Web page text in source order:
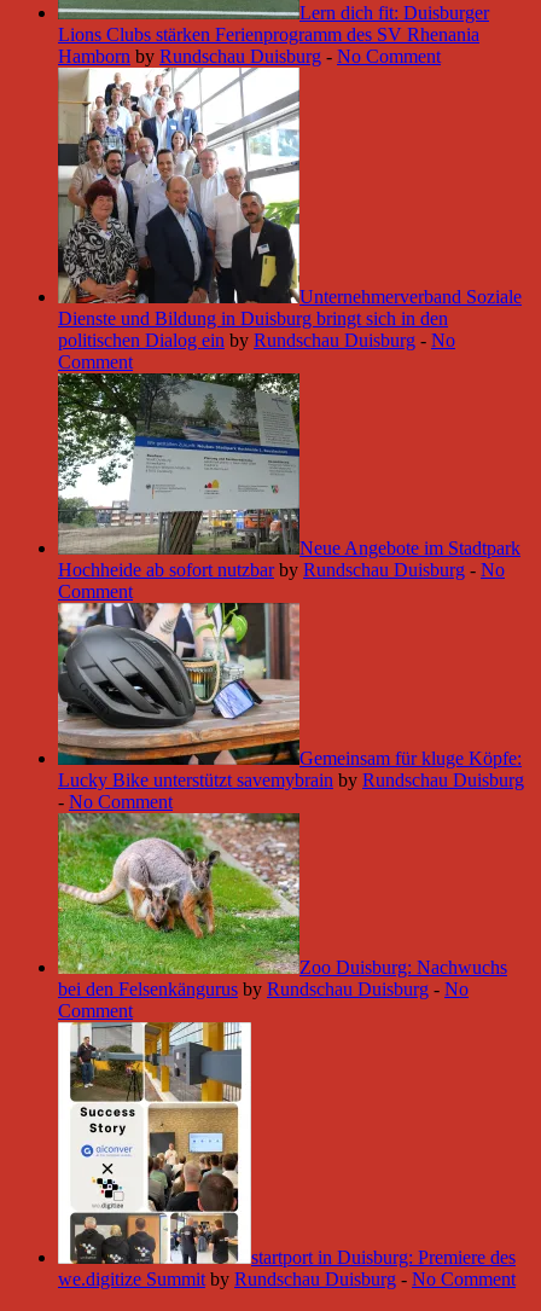
Lern dich fit: Duisburger
Lions Clubs stärken Ferienprogramm des SV Rhenania
Hamborn by Rundschau Duisburg - No Comment
Unternehmerverband Soziale
Dienste und Bildung in Duisburg bringt sich in den
politischen Dialog ein by Rundschau Duisburg - No
Comment
Neue Angebote im Stadtpark
Hochheide ab sofort nutzbar by Rundschau Duisburg - No
Comment
Gemeinsam für kluge Köpfe:
Lucky Bike unterstützt savemybrain by Rundschau Duisburg
- No Comment
Zoo Duisburg: Nachwuchs
bei den Felsenkängurus by Rundschau Duisburg - No
Comment
startport in Duisburg: Premiere des
we.digitize Summit by Rundschau Duisburg - No Comment